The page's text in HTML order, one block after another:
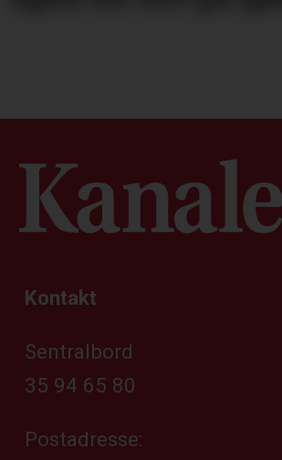
Kontakt
Sentralbord
35 94 65 80
Postadresse: